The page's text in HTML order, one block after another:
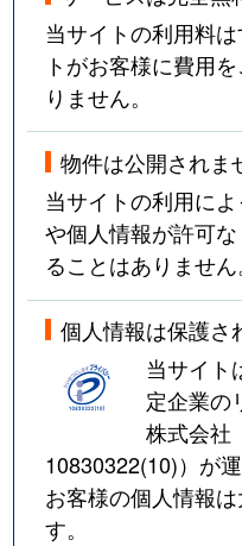
当サイトの利用料
トがお客様に費用
りません。
物件は公開されま
当サイトの利用に
や個人情報が許可
ることはありません
個人情報は保護さ
当サイト
定企業の
株式会社
10830322(10)）が
お客様の個人情報
す。